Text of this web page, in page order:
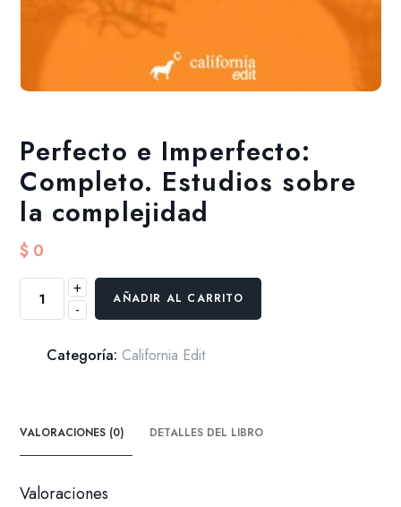
Perfecto e Imperfecto:
Completo. Estudios sobre
la complejidad
$ 0
-
Completo.
+
AÑADIR AL CARRITO
Categoría: California Edit
VALORACIONES (0) DETALLES DEL LIBRO
Valoraciones